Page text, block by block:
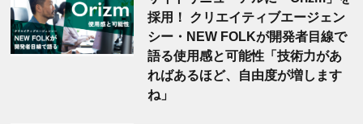
採用！ クリエイティブエージェン
シー・NEW FOLKが開発者目線で
語る使用感と可能性「技術力があ
ればあるほど、自由度が増します
ね」